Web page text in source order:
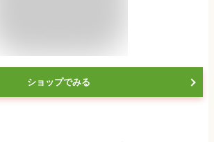
ショップでみる